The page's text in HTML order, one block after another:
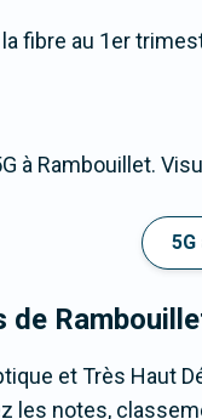
fibre au 1er
à Rambouillet.
de
et Très Haut
les notes,